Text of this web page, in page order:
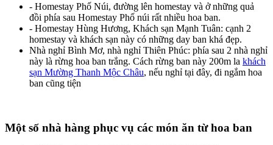
- Homestay Phố Núi, đường lên homestay và ở những quả
đồi phía sau Homestay Phố núi rất nhiều hoa ban.
- Homestay Hùng Hương, Khách sạn Mạnh Tuân: cạnh 2
homestay và khách sạn này có những day ban khá đẹp.
Nhà nghỉ Bình Mơ, nhà nghỉ Thiên Phúc: phía sau 2 nhà nghỉ
này là rừng hoa ban trắng. Cách rừng ban này 200m la khách
sạn Mường Thanh Mộc Châu, nếu nghỉ tại đây, đi ngắm hoa
ban cũng tiện
Một số nhà hàng phục vụ các món ăn từ hoa ban